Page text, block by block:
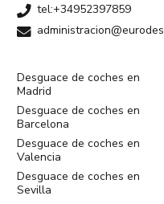
tel:+34952397859
Desguace de coches en
Madrid
Desguace de coches en
Barcelona
Desguace de coches en
Valencia
Desguace de coches en
Sevilla